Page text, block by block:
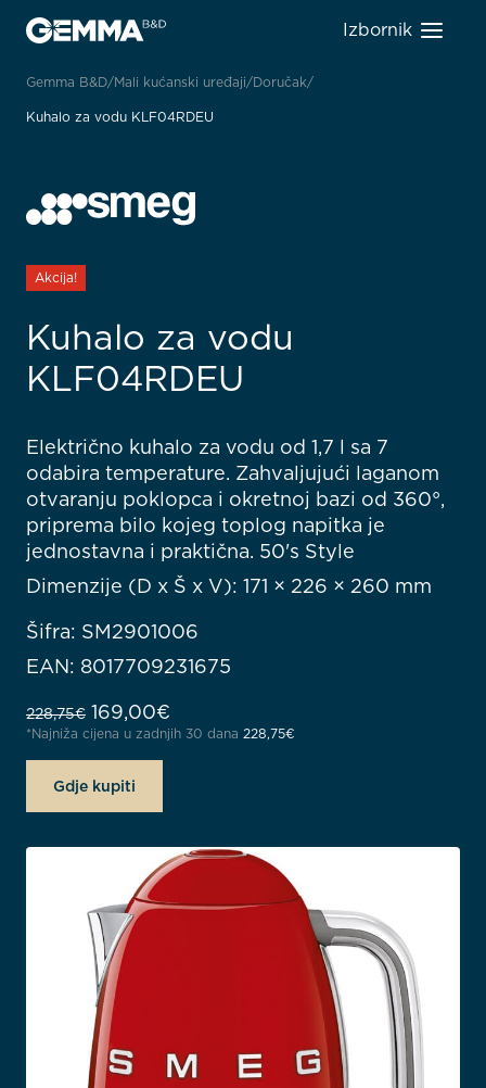
Izbornik
Gemma B&D Mali kućanski uređaji Doručak
Kuhalo za vodu KLF04RDEU
Akcija!
Kuhalo za vodu
KLF04RDEU
Električno kuhalo za vodu od 1,7 l sa 7
odabira temperature. Zahvaljujući laganom
otvaranju poklopca i okretnoj bazi od 360°,
priprema bilo kojeg toplog napitka je
jednostavna i praktična. 50's Style
Dimenzije (D x Š x V): 171 × 226 × 260 mm
Šifra: SM2901006
EAN: 8017709231675
228,75€ Izvorna cijena bila je: 228,75€.
169,00€
*Najniža cijena u zadnjih 30 dana 228,75€
Gdje kupiti